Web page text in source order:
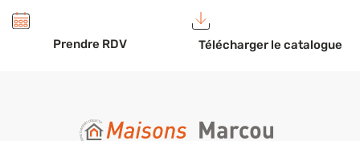
Prendre RDV Télécharger le catalogue